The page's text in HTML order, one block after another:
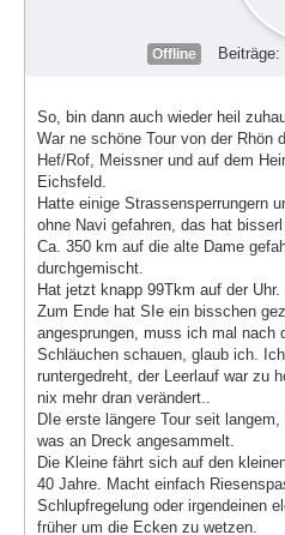
Offline Beiträge:
So, bin dann auch wieder heil
War ne schöne Tour von der Rhön
Hef/Rof, Meissner und auf dem
Eichsfeld.
Hatte einige Strassensperrungern
ohne Navi gefahren, das hat bisserl
Ca. 350 km auf die alte Dame
durchgemischt.
Hat jetzt knapp 99Tkm auf der Uhr.
Zum Ende hat SIe ein bisschen
angesprungen, muss ich mal nach
Schläuchen schauen, glaub ich.
runtergedreht, der Leerlauf war zu
nix mehr dran verändert..
DIe erste längere Tour seit
was an Dreck angesammelt.
Die Kleine fährt sich auf den
40 Jahre. Macht einfach
Schlupfregelung oder irgendeinen
früher um die Ecken zu wetzen.